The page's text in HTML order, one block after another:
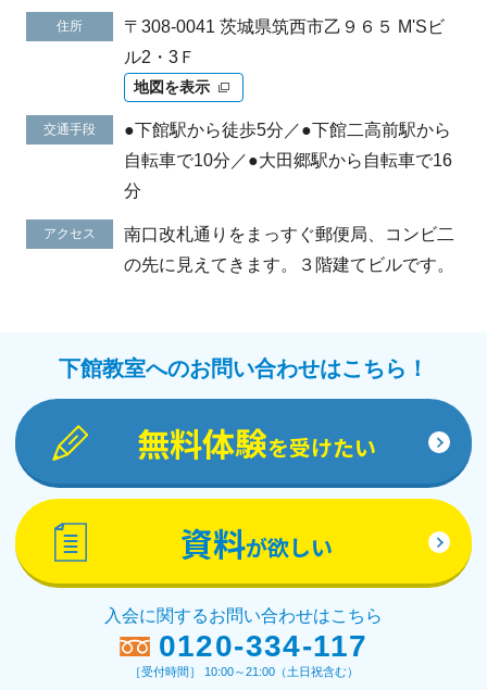
住所
〒308-0041 茨城県筑西市乙９６５ M'Sビ
ル2・3Ｆ
地図を表示
交通手段
●下館駅から徒歩5分／●下館二高前駅から
自転車で10分／●大田郷駅から自転車で16
分
アクセス
南口改札通りをまっすぐ郵便局、コンビ二
の先に見えてきます。３階建てビルです。
下館教室へのお問い合わせはこちら！
無料体験を受けたい
資料が欲しい
入会に関するお問い合わせはこちら
0120-334-117
［受付時間］ 10:00～21:00（土日祝含む）